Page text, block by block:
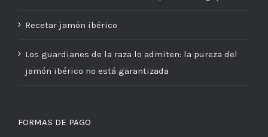
Recetar jamón ibérico
Los guardianes de la raza lo admiten: la pureza del
jamón ibérico no está garantizada
FORMAS DE PAGO